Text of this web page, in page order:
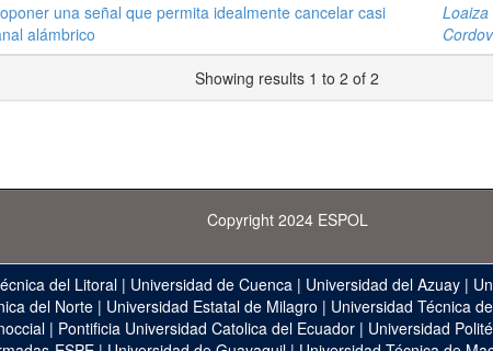
una señal que permita idealmente cancelar casi
alámbrico
Loaiza
Showing results 1 to 2 of 2
Copyright 2024 ESPOL
del Litoral | Universidad de Cuenca | Universidad del Azuay |
del Norte| Universidad Estatal de Milagro | Universidad Técnica
| Pontificia Universidad Catolica del Ecuador| Universidad